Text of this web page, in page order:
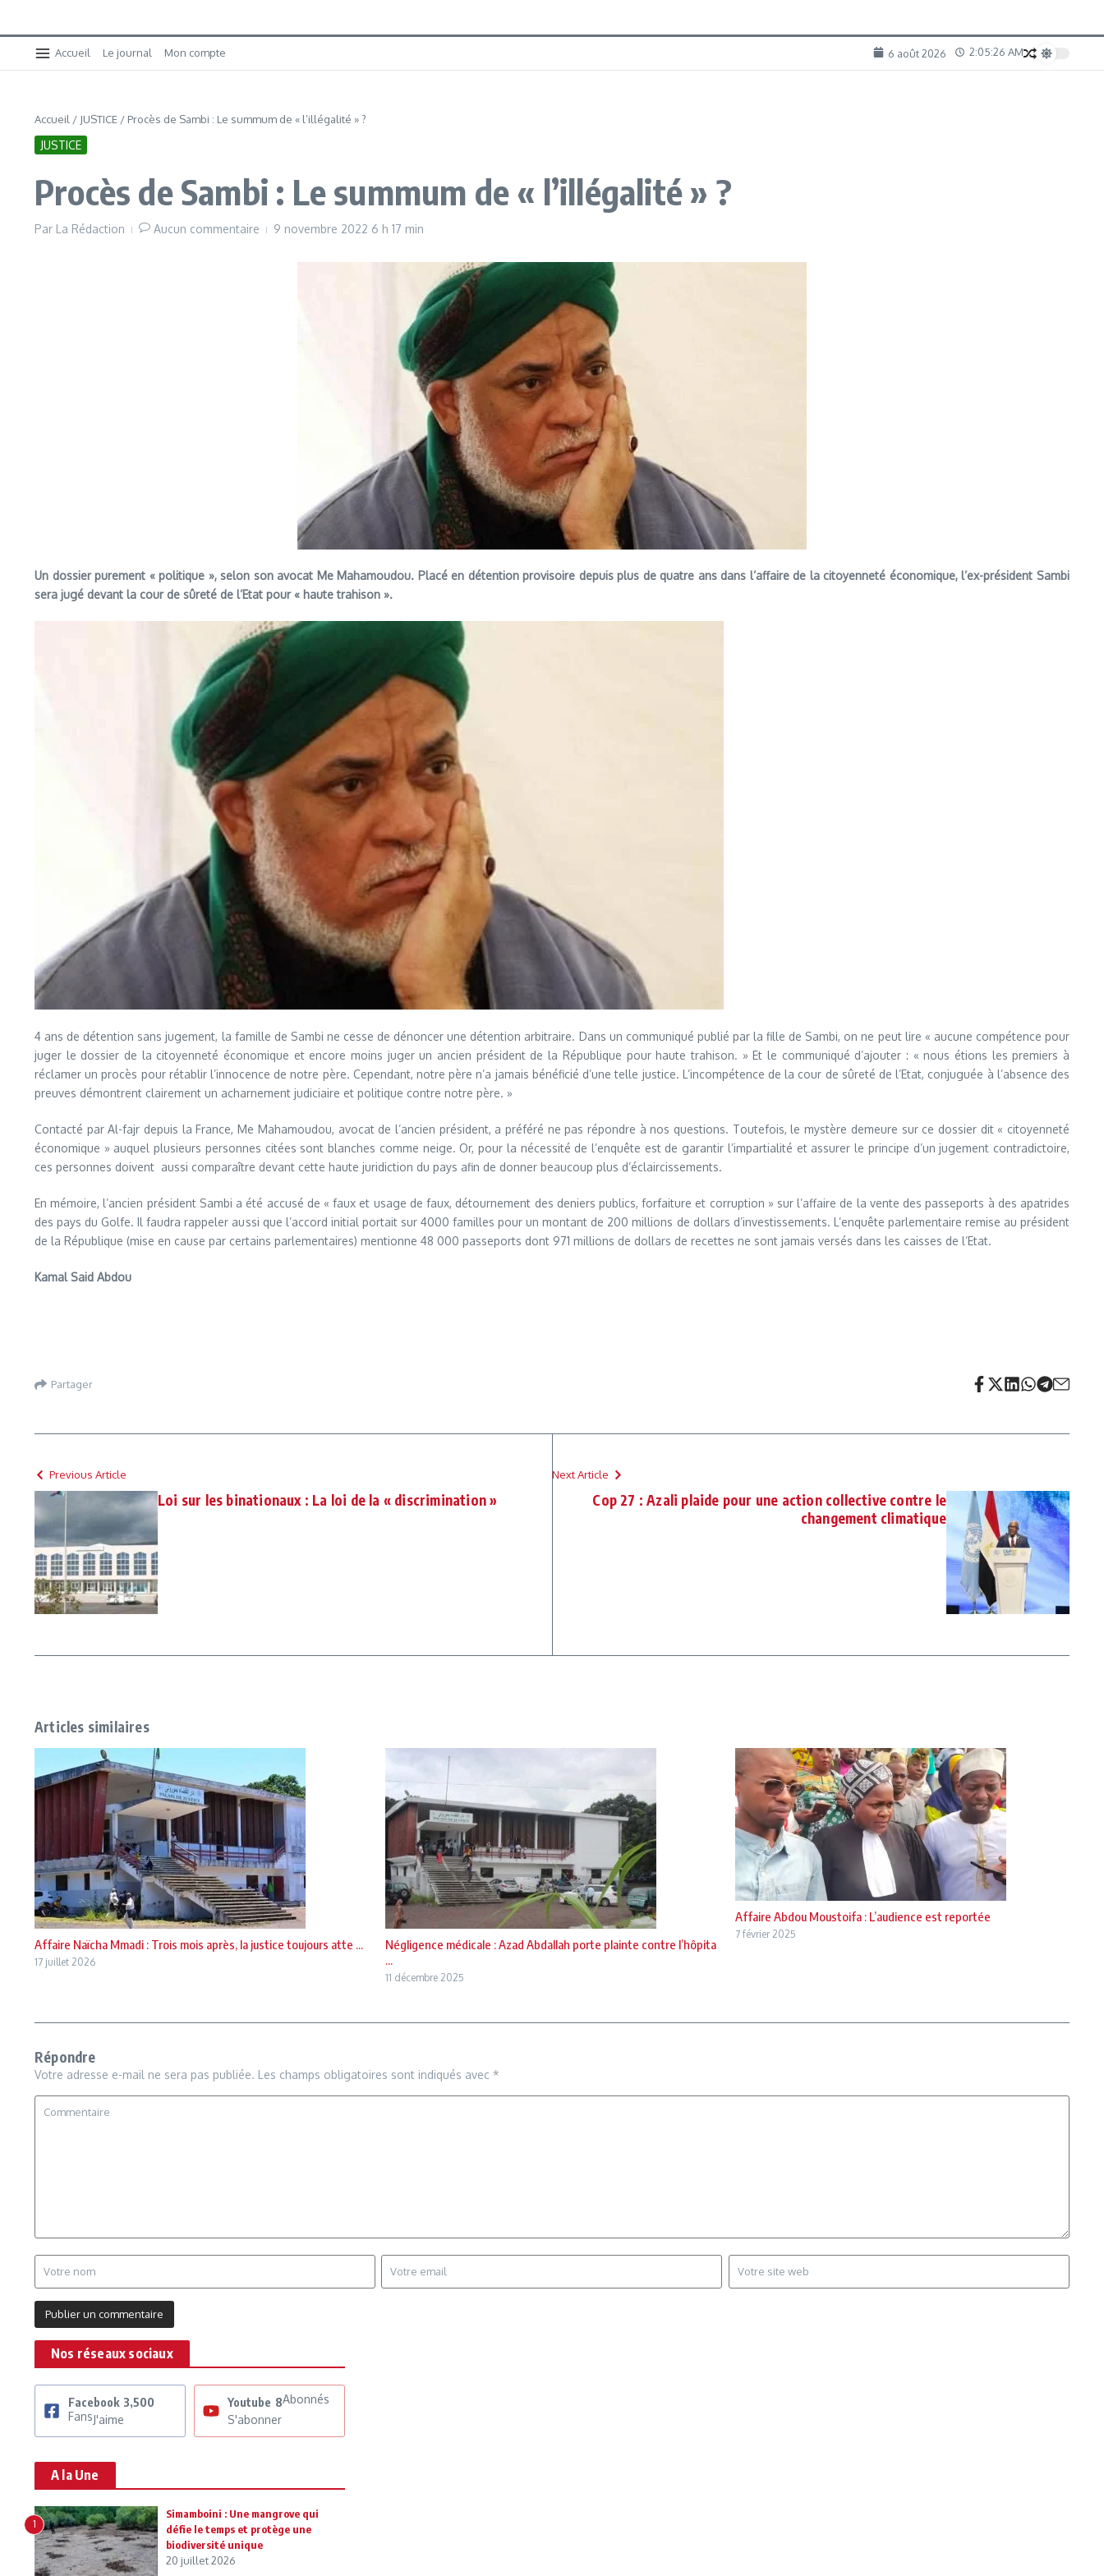
Accueil Le journal Mon compte 6 août 2026 2:05:27 AM
Accueil / JUSTICE / Procès de Sambi : Le summum de « l’illégalité » ?
JUSTICE
Procès de Sambi : Le summum de « l’illégalité » ?
Par La Rédaction Aucun commentaire 9 novembre 2022 6 h 17 min
Un dossier purement « politique », selon son avocat Me Mahamoudou. Placé en détention provisoire depuis plus de quatre ans dans l’affaire de la citoyenneté économique, l’ex-président Sambi
sera jugé devant la cour de sûreté de l’Etat pour « haute trahison ».
4 ans de détention sans jugement, la famille de Sambi ne cesse de dénoncer une détention arbitraire. Dans un communiqué publié par la fille de Sambi, on ne peut lire « aucune compétence pour
juger le dossier de la citoyenneté économique et encore moins juger un ancien président de la République pour haute trahison. » Et le communiqué d’ajouter : « nous étions les premiers à
réclamer un procès pour rétablir l’innocence de notre père. Cependant, notre père n’a jamais bénéficié d’une telle justice. L’incompétence de la cour de sûreté de l’Etat, conjuguée à l’absence des
preuves démontrent clairement un acharnement judiciaire et politique contre notre père. »
Contacté par Al-fajr depuis la France, Me Mahamoudou, avocat de l’ancien président, a préféré ne pas répondre à nos questions. Toutefois, le mystère demeure sur ce dossier dit « citoyenneté
économique » auquel plusieurs personnes citées sont blanches comme neige. Or, pour la nécessité de l’enquête est de garantir l’impartialité et assurer le principe d’un jugement contradictoire,
ces personnes doivent aussi comparaître devant cette haute juridiction du pays afin de donner beaucoup plus d’éclaircissements.
En mémoire, l’ancien président Sambi a été accusé de « faux et usage de faux, détournement des deniers publics, forfaiture et corruption » sur l’affaire de la vente des passeports à des apatrides
des pays du Golfe. Il faudra rappeler aussi que l’accord initial portait sur 4000 familles pour un montant de 200 millions de dollars d’investissements. L’enquête parlementaire remise au président
de la République (mise en cause par certains parlementaires) mentionne 48 000 passeports dont 971 millions de dollars de recettes ne sont jamais versés dans les caisses de l’Etat.
Kamal Said Abdou
Partager
Previous Article
Loi sur les binationaux : La loi de la « discrimination »
Next Article
Cop 27 : Azali plaide pour une action collective contre le
changement climatique
Articles similaires
Affaire Naïcha Mmadi : Trois mois après, la justice toujours atte ...
17 juillet 2026
Négligence médicale : Azad Abdallah porte plainte contre l’hôpita
...
11 décembre 2025
Affaire Abdou Moustoifa : L’audience est reportée
7 février 2025
Répondre
Votre adresse e-mail ne sera pas publiée. Les champs obligatoires sont indiqués avec *
Nos réseaux sociaux
Facebook 3,500
FansJ'aime
Youtube 8Abonnés
S'abonner
A la Une
1
Simamboini : Une mangrove qui
défie le temps et protège une
biodiversité unique
20 juillet 2026